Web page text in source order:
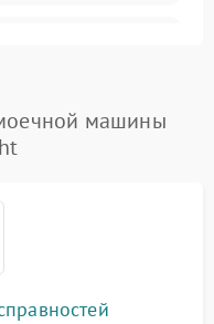
Подробнее →
Подробнее →
машины